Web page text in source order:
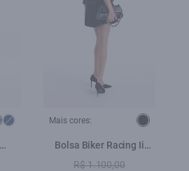
Mais cores:
Bolsa Biker Racing Ii
Sholder Bag Ellus Preto
R$ 1.100,00